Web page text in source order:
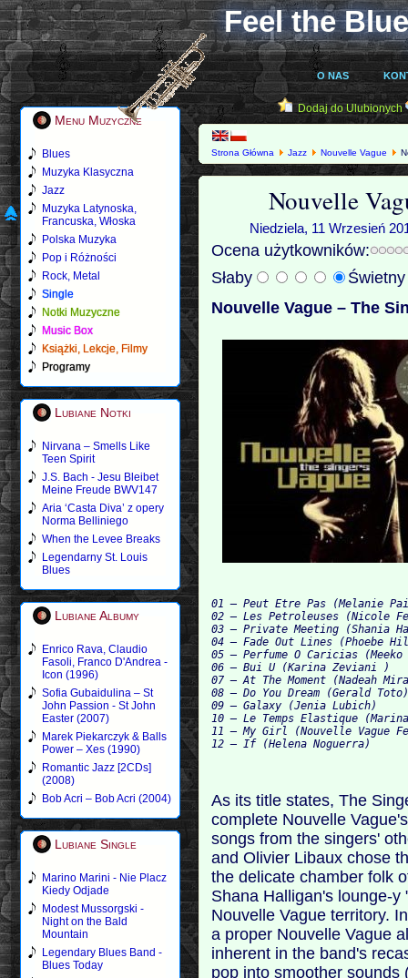
Feel the
O NAS
Menu Muzyczne
Blues
Muzyka Klasyczna
Jazz
Muzyka Latynoska,
Francuska, Włoska
Polska Muzyka
Pop i Różności
Rock, Metal
Single
Notki Muzyczne
Music Box
Książki, Lekcje, Filmy
Programy
Lubiane Notki
Nirvana – Smells Like
Teen Spirit
J.S. Bach - Jesu Bleibet
Meine Freude BWV147
Aria ‘Casta Diva’ z opery
Norma Belliniego
When the Levee Breaks
Legendarny St. Louis
Blues
Lubiane Albumy
Enrico Rava, Claudio
Fasoli, Franco D'Andrea -
Icon (1996)
Sofia Gubaidulina – St
John Passion - St John
Easter (2007)
Marek Piekarczyk & Balls
Power – Xes (1990)
Romantic Jazz [2CDs]
(2008)
Bob Acri – Bob Acri (2004)
Lubiane Single
Marino Marini - Nie Placz
Kiedy Odjade
Modest Mussorgski -
Night on the Bald
Mountain
Legendary Blues Band -
Blues Today
Dodaj do Ulubionych
Strona Główna Jazz Nouvelle Vague
Nouvelle
Niedziela, 11 Wrzesień
Ocena użytkowników:
Słaby
Nouvelle Vague – The
01 – Peut Etre Pas (Melanie
02 – Les Petroleuses (Nicole
03 – Private Meeting (Shania
04 – Fade Out Lines (Phoebe
05 – Perfume O Caricias
07 – At The Moment (Nadeah
08 – Do You Dream (Gerald
10 – Le Temps Elastique
11 – My Girl (Nouvelle Vague
As its title states, The
complete Nouvelle
songs from the singers'
and Olivier Libaux chose
the delicate chamber folk
Shana Halligan's lounge-
Nouvelle Vague territory.
a proper Nouvelle Vague
inherent in the band's
pop into smoother sounds